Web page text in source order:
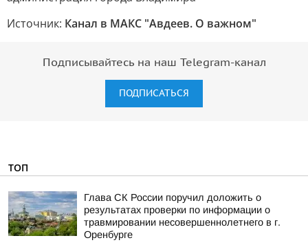
Источник: Канал в МАКС "Авдеев. О важном"
Подписывайтесь на наш Telegram-канал
ПОДПИСАТЬСЯ
ТОП
Глава СК России поручил доложить о
результатах проверки по информации о
травмировании несовершеннолетнего в г.
Оренбурге